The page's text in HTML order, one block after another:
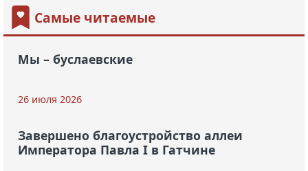
Самые читаемые
Мы – буслаевские
26 июля 2026
Завершено благоустройство аллеи
Императора Павла I в Гатчине